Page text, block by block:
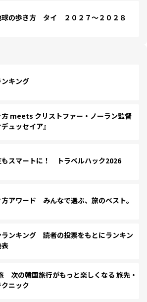
の歩き方 タイ ２０２７～２０２８
キング
meets クリストファー・ノーラン監督
ュッセイア』
もスマートに！ トラベルハック2026
アワード みんなで選ぶ、旅のベスト。
ランキング 読者の投票をもとにランキン
次の韓国旅行がもっと楽しくなる 旅先・
ニック